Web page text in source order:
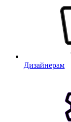
Дизайнерам